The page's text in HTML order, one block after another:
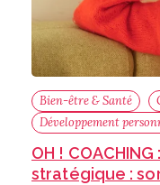
Bien-être & Santé
Développement
OH !
stratégique :